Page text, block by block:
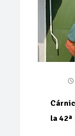
la 42ª